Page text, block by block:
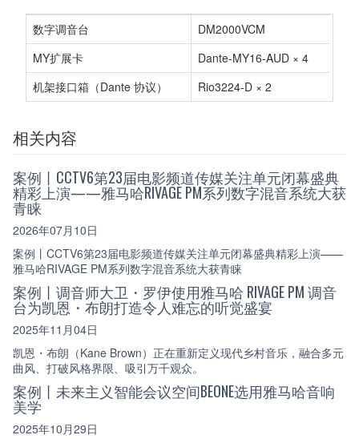
数字调音台
DM2000VCM
MY扩展卡
Dante-MY16-AUD × 4
机架接口箱（Dante 协议）
Rio3224-D × 2
相关内容
案例丨CCTV6第23届电影频道传媒关注单元闭幕盛典
精彩上演——雅马哈RIVAGE PM系列数字混音系统大获
青睐
2026年07月10日
案例丨CCTV6第23届电影频道传媒关注单元闭幕盛典精彩上演——
雅马哈RIVAGE PM系列数字混音系统大获青睐
案例丨调音师大卫・罗伊使用雅马哈 RIVAGE PM 调音
台为凯恩・布朗打造令人难忘的听觉盛宴
2025年11月04日
凯恩・布朗（Kane Brown）正在重新定义现代乡村音乐，融合多元
曲风、打破风格界限、吸引万千观众。
案例丨未来主义智能会议空间BEONE选用雅马哈音响
美学
2025年10月29日